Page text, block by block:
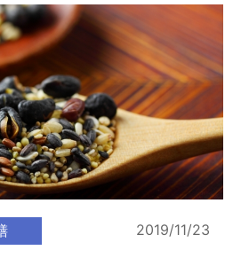
2019/11/23